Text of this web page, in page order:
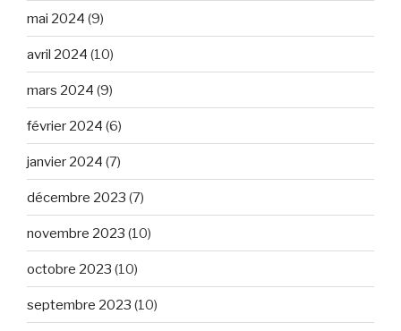
mai 2024 (9)
avril 2024 (10)
mars 2024 (9)
février 2024 (6)
janvier 2024 (7)
décembre 2023 (7)
novembre 2023 (10)
octobre 2023 (10)
septembre 2023 (10)